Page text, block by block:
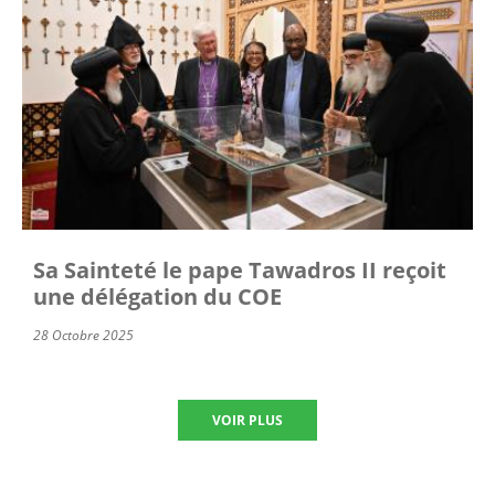
Sa Sainteté le pape Tawadros II reçoit
une délégation du COE
28 Octobre 2025
VOIR PLUS